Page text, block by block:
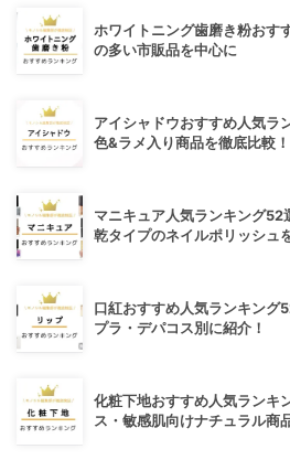
ホワイトニング歯磨き粉おす
の多い市販品を中心に
アイシャドウおすすめ人気ラ
色&ラメ入り商品を徹底比較！
マニキュア人気ランキング52
乾タイプのネイルポリッシュ
口紅おすすめ人気ランキング
プラ・デパコス別に紹介！
化粧下地おすすめ人気ランキ
ス・敏感肌向けナチュラル商